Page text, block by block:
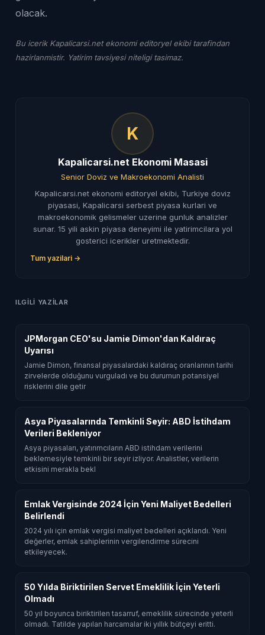
olacak.
Bu icerik Kapalicarsi.net ekonomi editoryel ekibi tarafindan
hazirlanmistir. Yatirim tavsiyesi niteligi tasimaz.
K
Kapalicarsi.net Ekonomi Masasi
Senior Doviz ve Makroekonomi Analisti
Kapalicarsi.net ekonomi editoryel ekibi, Turkiye doviz
piyasasi, Kapalicarsi serbest piyasa kurlari ve
makroekonomik gelismeler uzerine gunluk analizler
sunar. 15 yili askin piyasa deneyimi ile yatirimcilara yol
gosterici icerikler uretmektedir.
Tum yazilari →
ILGILI YAZILAR
JPMorgan CEO'su Jamie Dimon'dan Kaldıraç
Uyarısı
Jamie Dimon, finansal piyasalardaki kaldıraç oranlarının tarihi
zirvelerde olduğunu vurguladı ve bu durumun potansiyel
risklerini dile getir
Asya Piyasalarında Temkinli Seyir: ABD İstihdam
Verileri Bekleniyor
Asya piyasaları, yatırımcıların ABD istihdam verilerini
beklemesiyle temkinli bir seyir izliyor. Analistler, verilerin
etkisini merakla bekl
Emlak Vergisinde 2024 İçin Yeni Maliyet Bedelleri
Belirlendi
2024 yılı için emlak vergisi maliyet bedelleri açıklandı. Yeni
değerler, emlak sahiplerinin vergilendirme sürecini
etkileyecek.
50 Yılda Biriktirilen Servet Emeklilik İçin Yeterli
Olmadı
50 yıl boyunca biriktirilen tasarruf, emeklilik sürecinde yeterli
olmadı. Tatilde yapılan harcamalar iki yıllık bütçeyi eritti.